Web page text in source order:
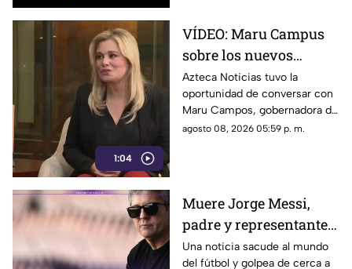
1:04
VÍDEO: Maru Campus
sobre los nuevos
lineamientos y señala
que son un riesgo para
la libertad de expresión
Azteca Noticias tuvo la
oportunidad de conversar con
Maru Campos, gobernadora de
Chihuahua, quien habló sobre
convertirse en una forma de
censura impulsada desde el
Gobierno Federal.
agosto 08, 2026 05:59 p. m.
Muere Jorge Messi,
padre y representante
de Lionel Messi
Una noticia sacude al mundo
del fútbol y golpea de cerca a